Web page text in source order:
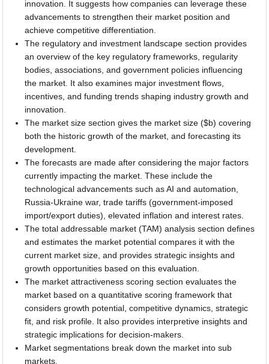
innovation. It suggests how companies can leverage these
advancements to strengthen their market position and
achieve competitive differentiation.
The regulatory and investment landscape section provides
an overview of the key regulatory frameworks, regularity
bodies, associations, and government policies influencing
the market. It also examines major investment flows,
incentives, and funding trends shaping industry growth and
innovation.
The market size section gives the market size ($b) covering
both the historic growth of the market, and forecasting its
development.
The forecasts are made after considering the major factors
currently impacting the market. These include the
technological advancements such as AI and automation,
Russia-Ukraine war, trade tariffs (government-imposed
import/export duties), elevated inflation and interest rates.
The total addressable market (TAM) analysis section defines
and estimates the market potential compares it with the
current market size, and provides strategic insights and
growth opportunities based on this evaluation.
The market attractiveness scoring section evaluates the
market based on a quantitative scoring framework that
considers growth potential, competitive dynamics, strategic
fit, and risk profile. It also provides interpretive insights and
strategic implications for decision-makers.
Market segmentations break down the market into sub
markets.